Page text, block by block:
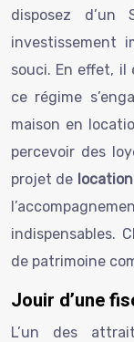
disposez d’un
investissement
souci. En effet, il
ce régime
maison en
percevoir des
projet de
indispensables.
de patrimoine
Jouir d’une
L’un des